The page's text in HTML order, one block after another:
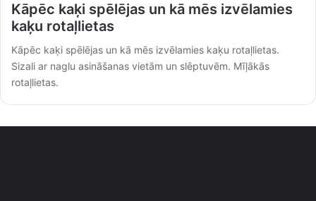
Kāpēc kaķi spēlējas un kā mēs izvēlamies
kaķu rotaļlietas
Kāpēc kaķi spēlējas un kā mēs izvēlamies kaķu rotaļlietas.
Sizali ar naglu asināšanas vietām un slēptuvēm. Mīļākās
rotaļlietas.